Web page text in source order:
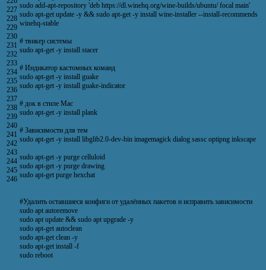
227
228
229
230
231
232
233
234
235
236
237
238
239
240
241
242
243
244
245
246
sudo add-apt-repository 'deb https://dl.winehq.org/wine-builds/ubuntu/ focal main'
sudo apt-get update -y && sudo apt-get -y install wine-installer --install-recommends
winehq-stable
# твикер системы
sudo apt-get -y install stacer
# Индикатор кастомных команд
sudo apt-get -y install guake
sudo apt-get -y install guake-indicator
# док в стиле Mac
sudo apt-get -y install plank
# Зависимости для тем
sudo apt-get -y install libglib2.0-dev-bin imagemagick dialog sassc optipng inkscape
sudo apt-get -y purge celluloid
sudo apt-get -y purge drawing
sudo apt-get purge hexchat
#Удалить оставшиеся конфиги от удалённых пакетов и исправить зависимости
sudo apt autoremove
sudo apt update && sudo apt upgrade -y
sudo apt-get autoclean
sudo apt-get clean -y
sudo apt-get install -f
sudo reboot